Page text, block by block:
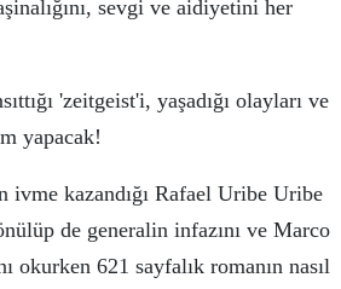
sevgi ve aidiyetini her
'zeitgeist'i, yaşadığı olayları ve
yapacak!
ivme kazandığı Rafael Uribe Uribe
nülüp de generalin infazını ve Marco
okurken 621 sayfalık romanın nasıl